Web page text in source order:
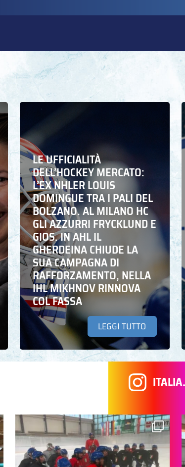
LE UFFICIALITÀ
DELL’HOCKEY MERCATO:
L’EX NHLER LOUIS
DOMINGUE TRA I PALI DEL
BOLZANO. AL MILANO HC
GLI AZZURRI FRYCKLUND E
GIOS. IN AHL IL
GHERDEINA CHIUDE LA
SUA CAMPAGNA DI
RAFFORZAMENTO, NELLA
IHL MIKHNOV RINNOVA
COL FASSA
LEGGI TUTTO